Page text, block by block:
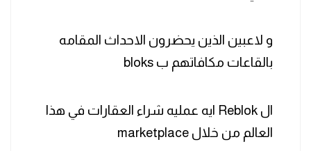
و لاعبين الذين يحضرون الاحداث المقامه
بالقاعات مكافاتهم ب bloks
ال Reblok ايه عمليه شراء العقارات في هذا
العالم من خلال marketplace